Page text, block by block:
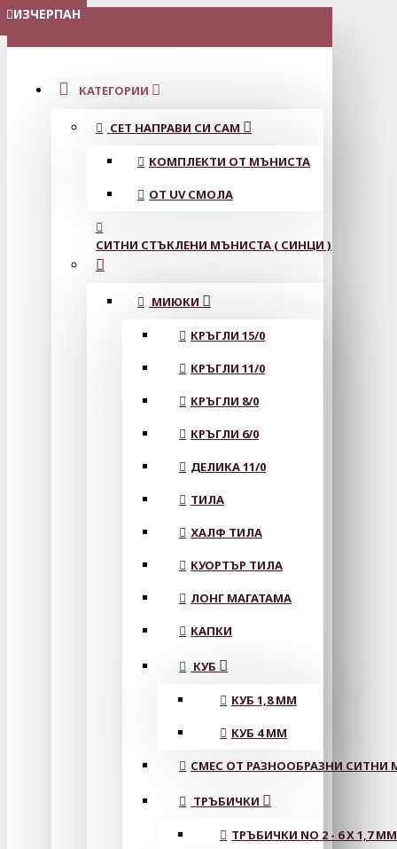
МЕНЮ
КАТЕГОРИИ
СЕТ НАПРАВИ СИ САМ
КОМПЛЕКТИ ОТ МЪНИСТА
ОТ UV СМОЛА
СИТНИ СТЪКЛЕНИ МЪНИСТА ( СИНЦИ )
МИЮКИ
КРЪГЛИ 15/0
КРЪГЛИ 11/0
КРЪГЛИ 8/0
КРЪГЛИ 6/0
ДЕЛИКА 11/0
ТИЛА
ХАЛФ ТИЛА
КУОРТЪР ТИЛА
ЛОНГ МАГАТАМА
КАПКИ
КУБ
КУБ 1,8 ММ
КУБ 4 ММ
СМЕС ОТ РАЗНООБРАЗНИ СИТНИ
ТРЪБИЧКИ
ТРЪБИЧКИ NO 2 - 6 X 1,7 MM
ИЗЧЕРПАН
ИЗЧЕРПАН
ИЗЧЕРПАН
ИЗЧЕРПАН
ИЗЧЕРПАН